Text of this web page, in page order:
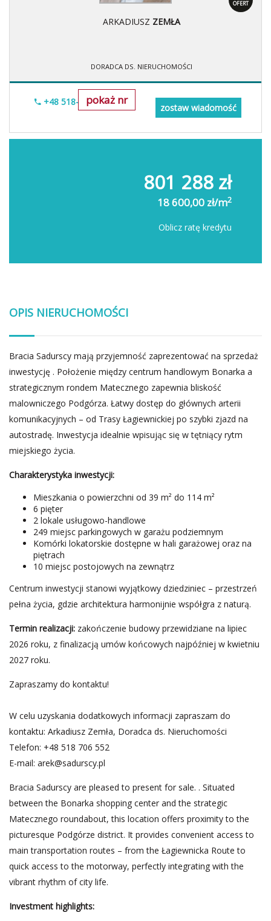
OFERT
ARKADIUSZ ZEMŁA
DORADCA DS. NIERUCHOMOŚCI
pokaż nr
+48 518-706-552
zostaw wiadomość
801 288 zł
18 600,00 zł/m2
Oblicz ratę kredytu
OPIS NIERUCHOMOŚCI
Bracia Sadurscy mają przyjemność zaprezentować na sprzedaż
inwestycję . Położenie między centrum handlowym Bonarka a
strategicznym rondem Matecznego zapewnia bliskość
malowniczego Podgórza. Łatwy dostęp do głównych arterii
komunikacyjnych – od Trasy Łagiewnickiej po szybki zjazd na
autostradę. Inwestycja idealnie wpisując się w tętniący rytm
miejskiego życia.
Charakterystyka inwestycji:
Mieszkania o powierzchni od 39 m² do 114 m²
6 pięter
2 lokale usługowo-handlowe
249 miejsc parkingowych w garażu podziemnym
Komórki lokatorskie dostępne w hali garażowej oraz na
piętrach
10 miejsc postojowych na zewnątrz
Centrum inwestycji stanowi wyjątkowy dziedziniec – przestrzeń
pełna życia, gdzie architektura harmonijnie współgra z naturą.
Termin realizacji: zakończenie budowy przewidziane na lipiec
2026 roku, z finalizacją umów końcowych najpóźniej w kwietniu
2027 roku.
Zapraszamy do kontaktu!
W celu uzyskania dodatkowych informacji zapraszam do
kontaktu: Arkadiusz Zemła, Doradca ds. Nieruchomości
Telefon: +48 518 706 552
E-mail: arek@sadurscy.pl
Bracia Sadurscy are pleased to present for sale. . Situated
between the Bonarka shopping center and the strategic
Matecznego roundabout, this location offers proximity to the
picturesque Podgórze district. It provides convenient access to
main transportation routes – from the Łagiewnicka Route to
quick access to the motorway, perfectly integrating with the
vibrant rhythm of city life.
Investment highlights: